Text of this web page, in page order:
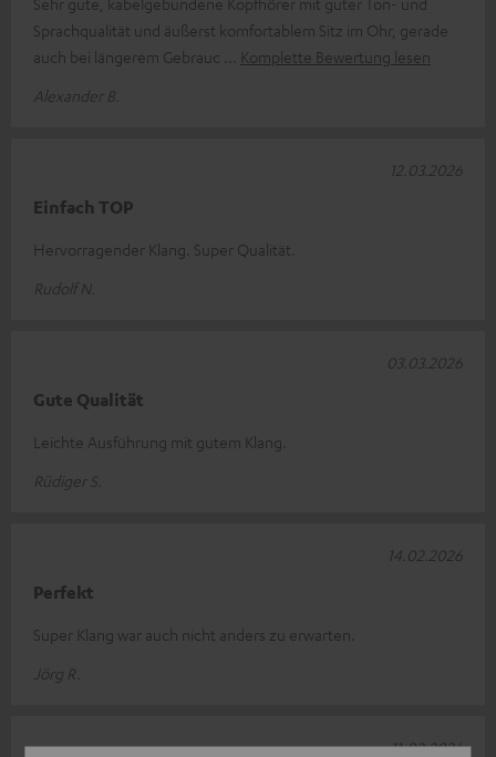
Sprachqualität und äußerst komfortablem Sitz im Ohr, gerade
auch bei längerem Gebrauc
Komplette Bewertung lesen
Alexander B.
Einfach TOP
Hervorragender Klang. Super Qualität.
Rudolf N.
12.03.2026
Gute Qualität
Leichte Ausführung mit gutem Klang.
Rüdiger S.
03.03.2026
Perfekt
Super Klang war auch nicht anders zu erwarten.
Jörg R.
14.02.2026
11.02.2026